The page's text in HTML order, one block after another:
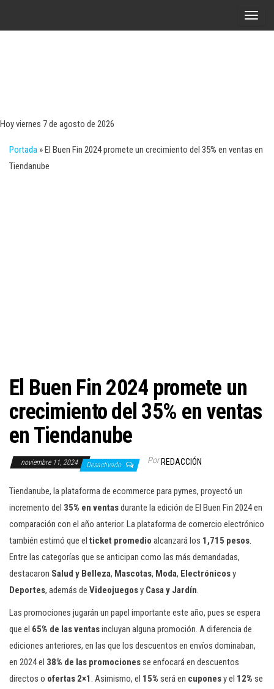
A
l
Hoy viernes 7 de agosto de 2026
Portada »El Buen Fin 2024 promete un crecimiento del 35% en ventas en
Tiendanube
El Buen Fin 2024 promete un
crecimiento del 35% en ventas
en Tiendanube
noviembre 11, 2024 Desactivado Por REDACCIÓN
Tiendanube, la plataforma de ecommerce para pymes, proyectó un
incremento del 35% en ventasdurante la edición de El Buen Fin 2024 en
comparación con el año anterior. La plataforma de comercio electrónico
también estimó que el ticket promedio alcanzará los 1,715 pesos.
Entre las categorías que se anticipan como las más demandadas,
destacaron Salud y Belleza, Mascotas, Moda, Electrónicosy
Deportes, además de Videojuegosy Casa y Jardín.
Las promociones jugarán un papel importante este año, pues se espera
que el 65% de las ventasincluyan alguna promoción. A diferencia de
ediciones anteriores, en las que los descuentos en envíos dominaban,
en 2024 el 38% de las promocionesse enfocará en descuentos
directos o ofertas 2×1 . Asimismo, el 15% será en cuponesy el 12% se